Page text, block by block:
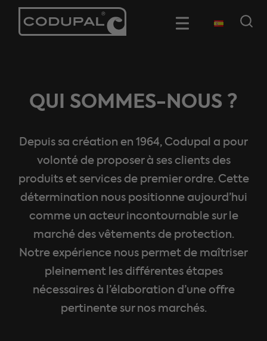
QUI SOMMES-NOUS ?
Depuis sa création en 1964, Codupal a pour
volonté de proposer à ses clients des
produits et services de premier ordre. Cette
détermination nous positionne aujourd’hui
comme un acteur incontournable sur le
marché des vêtements de protection.
Notre expérience nous permet de maîtriser
pleinement les différentes étapes
nécessaires à l’élaboration d’une offre
pertinente sur nos marchés.